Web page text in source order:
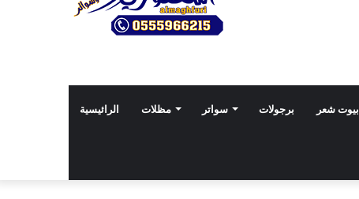
الرائيسية مظلات سواتر برجولات بيوت شعر